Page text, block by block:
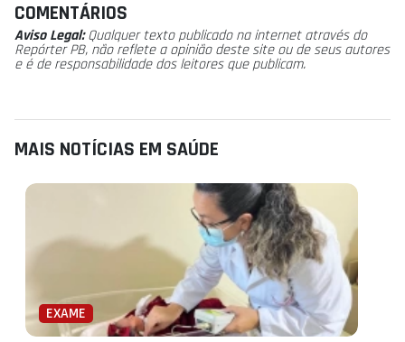
COMENTÁRIOS
Aviso Legal:Qualquer texto publicado na internet através do
Repórter PB, não reflete a opinião deste site ou de seus autores
e é de responsabilidade dos leitores que publicam.
MAIS NOTÍCIAS EM SAÚDE
EXAME